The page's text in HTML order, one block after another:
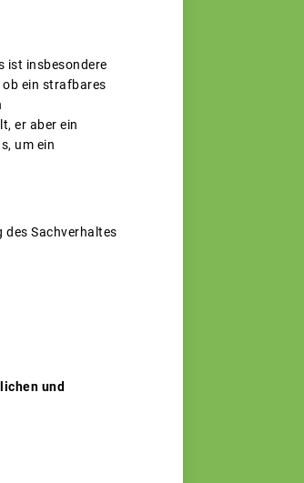
ist insbesondere
ob ein strafbares
er aber ein
um ein
des Sachverhaltes
und